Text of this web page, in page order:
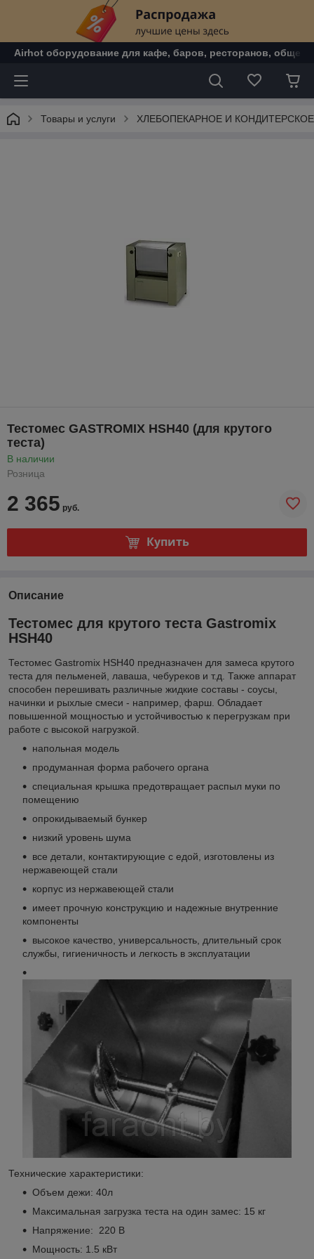
Airhot оборудование для кафе, баров, ресторанов,
Товары и услуги ХЛЕБОПЕКАРНОЕ И
Тестомес GASTROMIX HSH40 (для крутого
теста)
В наличии
Розница
2 365 руб.
Купить
Описание
Тестомес для крутого теста Gastromix
HSH40
Тестомес Gastromix HSH40 предназначен для замеса крутого
теста для пельменей, лаваша, чебуреков и т.д. Также аппарат
способен перешивать различные жидкие составы - соусы,
начинки и рыхлые смеси - например, фарш. Обладает
повышенной мощностью и устойчивостью к перегрузкам при
работе с высокой нагрузкой.
напольная модель
продуманная форма рабочего органа
специальная крышка предотвращает распыл муки по
помещению
опрокидываемый бункер
низкий уровень шума
все детали, контактирующие с едой, изготовлены из
нержавеющей стали
корпус из нержавеющей стали
имеет прочную конструкцию и надежные внутренние
компоненты
высокое качество, универсальность, длительный срок
службы, гигиеничность и легкость в эксплуатации
Технические характеристики:
Объем дежи: 40л
Максимальная загрузка теста на один замес: 15 кг
Напряжение: 220 В
Мощность: 1.5 кВт